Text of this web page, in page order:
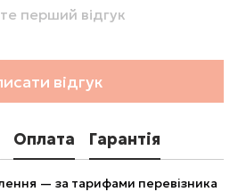
перший відгук
відгук
Оплата Гарантія
— за тарифами перевізника